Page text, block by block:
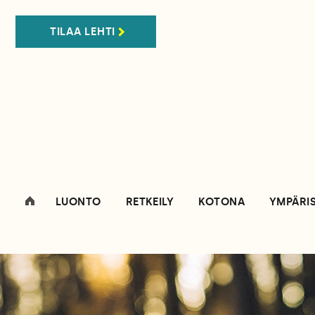
TILAA LEHTI
LUONTO RETKEILY KOTONA